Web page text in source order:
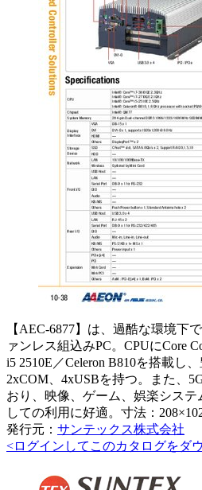
【AEC-6877】は、過酷な環境下
ァンレス組込みPC。CPUにCore
i5 2510E／Celeron B810を搭載し
2xCOM、4xUSBを持つ。また、
おり、映像、ゲーム、娯楽システ
しての利用に好適。寸法：
発行元： サンテックス株式会社
<ログインしてこのカタログをダ